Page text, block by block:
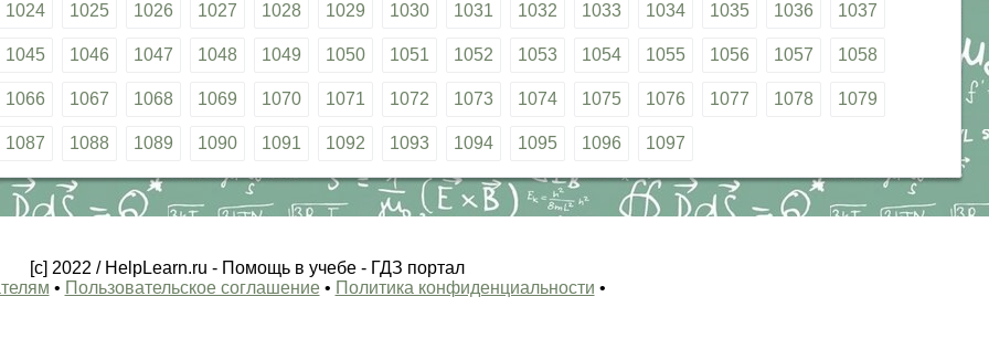
1024 1025 1026 1027 1028 1029 1030 1031 1032 1033 1034 1035 1036 1037
1045 1046 1047 1048 1049 1050 1051 1052 1053 1054 1055 1056 1057 1058
1066 1067 1068 1069 1070 1071 1072 1073 1074 1075 1076 1077 1078 1079
1087 1088 1089 1090 1091 1092 1093 1094 1095 1096 1097
[c] 2022 / HelpLearn.ru - Помощь в учебе - ГДЗ портал
• Пользовательское соглашение• Политика конфиденциальности •